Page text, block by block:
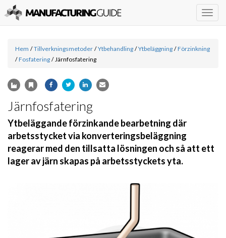
Hem / Tillverkningsmetoder / Ytbehandling / Ytbeläggning / Förzinkning
/ Fosfatering / Järnfosfatering
Järnfosfatering
Ytbeläggande förzinkande bearbetning där
arbetsstycket via konverteringsbeläggning
reagerar med den tillsatta lösningen och så att ett
lager av järn skapas på arbetsstyckets yta.